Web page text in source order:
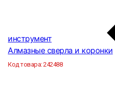
инструмент
Алмазные сверла и коронки
Код товара:242488